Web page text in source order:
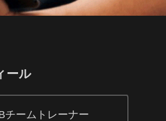
ール
チームトレーナー